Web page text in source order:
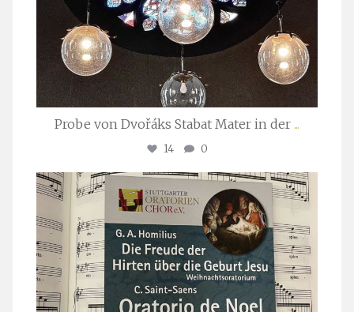
Probe von Dvořáks Stabat Mater in der ...
14 0
stuttgarter_oratorienchor
Nov. 29